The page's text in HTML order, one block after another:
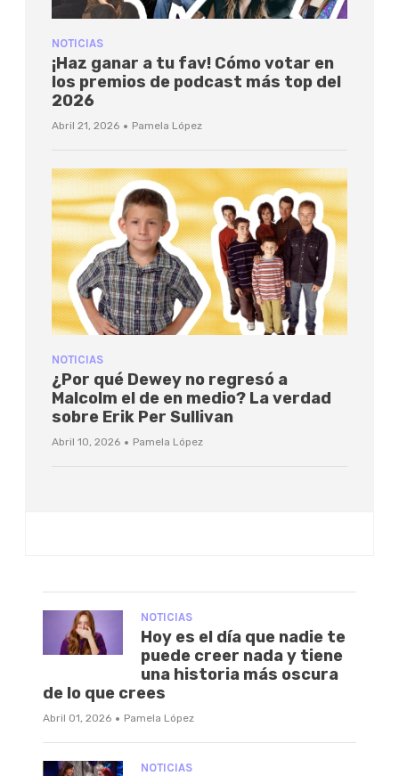
NOTICIAS
¡Haz ganar a tu fav! Cómo votar en
los premios de podcast más top del
2026
Abril 21, 2026 · Pamela López
NOTICIAS
¿Por qué Dewey no regresó a
Malcolm el de en medio? La verdad
sobre Erik Per Sullivan
Abril 10, 2026 · Pamela López
NOTICIAS
Hoy es el día que nadie te
puede creer nada y tiene
una historia más oscura
de lo que crees
Abril 01, 2026 · Pamela López
NOTICIAS